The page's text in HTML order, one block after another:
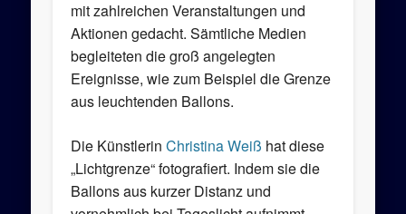
mit zahlreichen Veranstaltungen und
Aktionen gedacht. Sämtliche Medien
begleiteten die groß angelegten
Ereignisse, wie zum Beispiel die Grenze
aus leuchtenden Ballons.
Die KünstlerinChristina Weiß hat diese
„Lichtgrenze“ fotografiert. Indem sie die
Ballons aus kurzer Distanz und